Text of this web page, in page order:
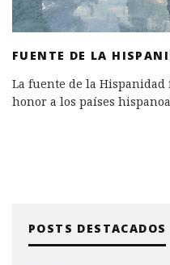
FUENTE DE LA
La fuente de la
honor a los países
POSTS DESTACADOS